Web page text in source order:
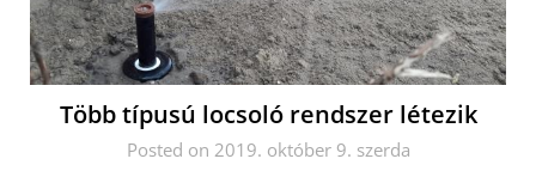
Több típusú locsoló rendszer létezik
Posted on 2019. október 9. szerda